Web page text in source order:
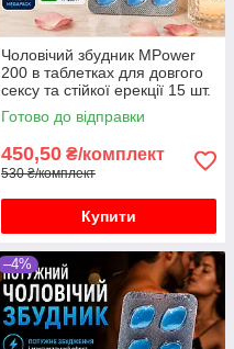
Чоловічий збудник MPower
200 в таблетках для довгого
сексу та стійкої ерекції 15 шт.
Готово до відправки
450,50 ₴/комплект
530 ₴/комплект
Купити
–4%